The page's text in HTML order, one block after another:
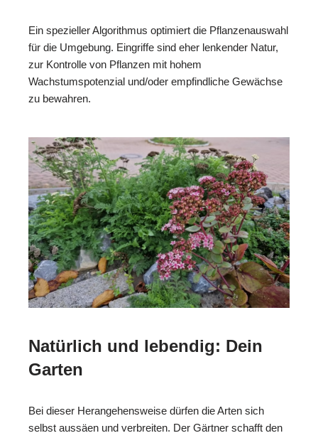
Ein spezieller Algorithmus optimiert die Pflanzenauswahl
für die Umgebung. Eingriffe sind eher lenkender Natur,
zur Kontrolle von Pflanzen mit hohem
Wachstumspotenzial und/oder empfindliche Gewächse
zu bewahren.
Natürlich und lebendig: Dein
Garten
Bei dieser Herangehensweise dürfen die Arten sich
selbst aussäen und verbreiten. Der Gärtner schafft den